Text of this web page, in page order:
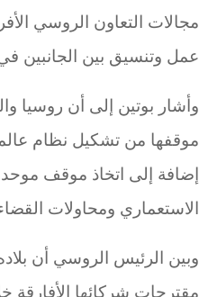
مجالات التعاون الروسي
عمل وتنسيق بين الجانبين
وأشار بوتين إلى أن روسيا
موقفها من تشكيل نظام
إضافة إلى اتخاذ موقف
الاستعماري ومحاولات
وبين الرئيس الروسي أن
مقترحات شركائها الأفارقة